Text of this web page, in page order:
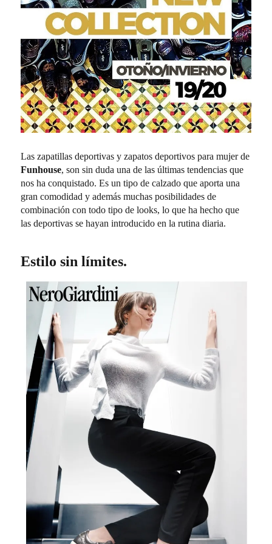
Las zapatillas deportivas y zapatos deportivos para mujer de
Funhouse, son sin duda una de las últimas tendencias que
nos ha conquistado. Es un tipo de calzado que aporta una
gran comodidad y además muchas posibilidades de
combinación con todo tipo de looks, lo que ha hecho que
las deportivas se hayan introducido en la rutina diaria.
Estilo sin límites.